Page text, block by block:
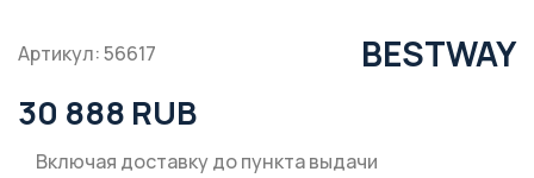
Артикул: 56617 BESTWAY
30 888 RUB
Включая доставку до пункта выдачи